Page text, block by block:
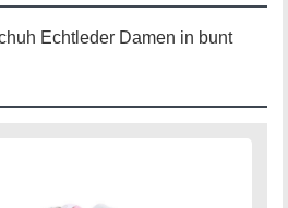
Echtleder Damen in bunt